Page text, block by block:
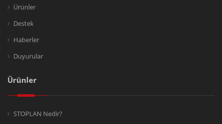
Ürünler
Destek
Haberler
Duyurular
Ürünler
STOPLAN Nedir?